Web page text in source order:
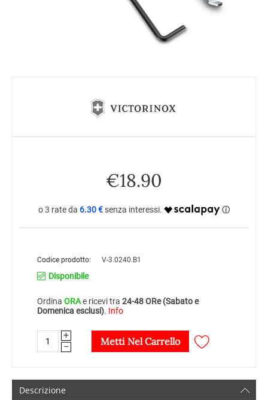
€18.90
6.30 €
Codice prodotto: V-3.0240.B1
Disponibile
Ordina ORAe ricevi tra 24-48 ORe (Sabato e
Domenica esclusi). Info
+
−
Metti Nel Carrello
Descrizione